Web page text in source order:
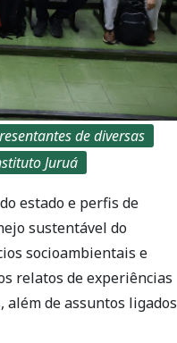
de diversas
Juruá
estado e perfis de
sustentável do
socioambientais e
relatos de experiências
além de assuntos ligados